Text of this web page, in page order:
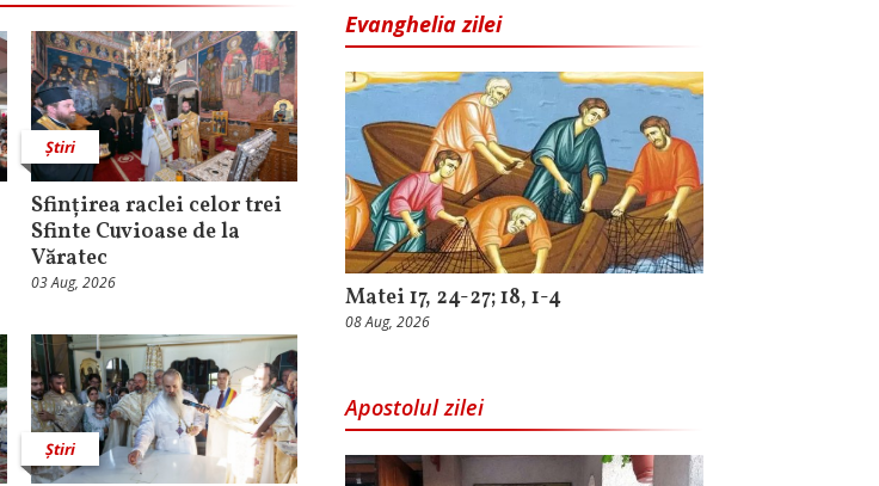
Știri
Sfințirea raclei celor trei
Sfinte Cuvioase de la
Văratec
03 Aug, 2026
Știri
Evanghelia zilei
Matei 17, 24-27; 18, 1-4
08 Aug, 2026
Apostolul zilei